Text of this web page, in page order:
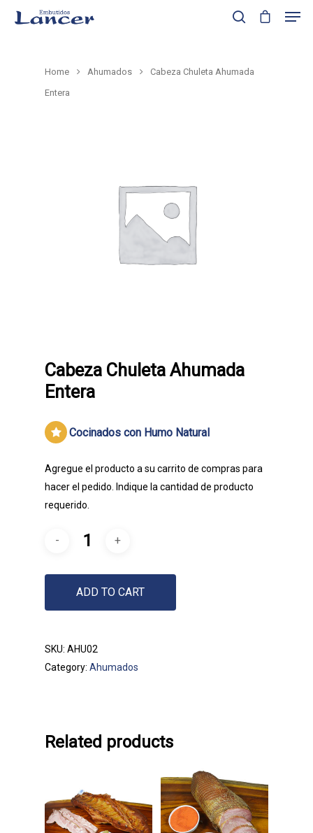
Home Ahumados
Cabeza Chuleta Ahumada
Entera
Cabeza Chuleta Ahumada
Entera
Cocinados con Humo Natural
Agregue el producto a su carrito de compras para
hacer el pedido. Indique la cantidad de producto
requerido.
ADD TO CART
SKU: AHU02
Category: Ahumados
Related products
O bien llamar a los teléfonos:
(506) 2441-0181